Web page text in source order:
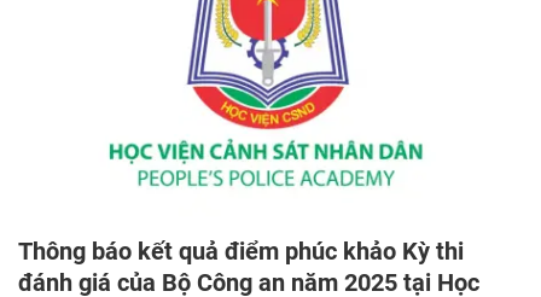
Thông báo kết quả điểm phúc khảo Kỳ thi
đánh giá của Bộ Công an năm 2025 tại Học